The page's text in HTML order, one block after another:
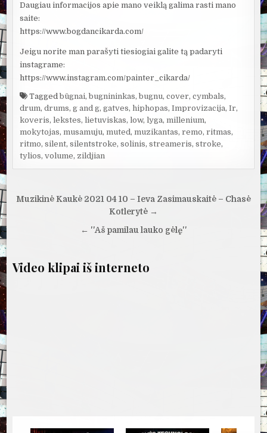
Daugiau informacijos apie mano veiklą galima rasti mano
saite:
https://www.bogdancikarda.com/
Jeigu norite man parašyti tiesiogiai galite tą padaryti
instagrame:
https://www.instagram.com/painter_cikarda/
Taggedbūgnai,bugnininkas,bugnu,cover,cymbals,
drum,drums,g and g,gatves,hiphopas,Improvizacija,Ir,
koveris,lekstes,lietuviskas,low,lyga,millenium,
mokytojas,musamuju,muted,muzikantas,remo,ritmas,
ritmo,silent,silentstroke,solinis,streameris,stroke,
tylios,volume, zildjian
Navigacija
Muzikinė Kaukė 2021 04 10 – Ieva Zasimauskaitė – Chasė
Kotlerytė →
← ''Aš pamilau lauko gėlę''
Video klipai iš interneto